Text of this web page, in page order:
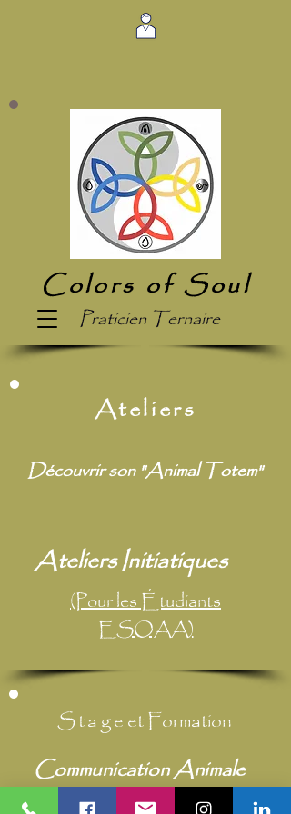
Colors of Soul
Praticien Ternaire
Ateliers
(Pour les Étudiants
ESOAA)
Découvrir son "Animal Totem"
Ateliers Initiatiques
Stage et Formation
Communication Animale